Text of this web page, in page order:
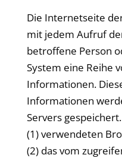
Die Internetseite
mit jedem Aufruf
betroffene Person
System eine Reihe
Informationen.
Informationen
Servers
(1) verwendeten
(2) das vom